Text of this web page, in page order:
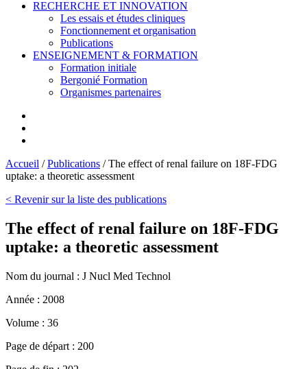
RECHERCHE ET INNOVATION
Les essais et études cliniques
Fonctionnement et organisation
Publications
ENSEIGNEMENT & FORMATION
Formation initiale
Bergonié Formation
Organismes partenaires
Accueil /Publications /The effect of renal failure on 18F-FDG
uptake: a theoretic assessment
< Revenir sur la liste des publications
The effect of renal failure on 18F-FDG
uptake: a theoretic assessment
Nom du journal : J Nucl Med Technol
Année : 2008
Volume : 36
Page de départ : 200